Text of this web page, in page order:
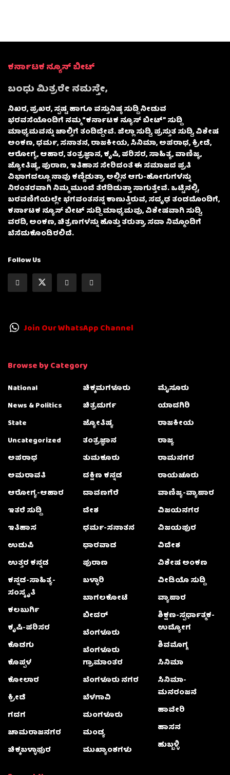
ಕರ್ನಾಟಕ ನ್ಯೂಸ್ ಬೀಟ್
ಬಂಧು ಮಿತ್ರರೇ ನಮಸ್ತೇ,
ನಿಖರ, ಪ್ರಖರ, ಸ್ಪಷ್ಟ ಹಾಗೂ ವಸ್ತುನಿಷ್ಠ ಸುದ್ದಿ ನೀಡುವ
ಭರವಸೆಯೊಂದಿಗೆ ನಮ್ಮ “ಕರ್ನಾಟಕ ನ್ಯೂಸ್ ಬೀಟ್” ಸುದ್ದಿ
ಮಾಧ್ಯಮವನ್ನು ಚಾಲ್ತಿಗೆ ತಂದಿದ್ದೇವೆ. ಜಿಲ್ಲಾ ಸುದ್ದಿ, ಪ್ರಸ್ತುತ ಸುದ್ದಿ, ವಿಶೇಷ
ಅಂಕಣ, ಧರ್ಮ, ಸನಾತನ, ರಾಜಕೀಯ, ಸಿನಿಮಾ, ಅಪರಾಧ, ಕ್ರೀಡೆ,
ಆರೋಗ್ಯ, ಆಹಾರ, ತಂತ್ರಜ್ಞಾನ, ಕೃಷಿ, ಪರಿಸರ, ಸಾಹಿತ್ಯ, ವಾಣಿಜ್ಯ,
ಜ್ಯೋತಿಷ್ಯ, ಪುರಾಣ, ಇತಿಹಾಸ ಸೇರಿದಂತೆ ಈ ಸಮಾಜದ ಪ್ರತಿ
ವಿಭಾಗದಲ್ಲೂ ನಾವು ಕಣ್ಣಿಡುತ್ತಾ, ಅಲ್ಲಿನ ಆಗು-ಹೋಗುಗಳನ್ನು
ನಿರಂತರವಾಗಿ ನಿಮ್ಮ ಮುಂದೆ ತೆರೆದಿಡುತ್ತಾ ಸಾಗುತ್ತೇವೆ. ಒಟ್ಟಿನಲ್ಲಿ,
ಬರವಣಿಗೆಯಲ್ಲೇ ಭಗವಂತನನ್ನ ಕಾಣುತ್ತಿರುವ, ಸದೃಢ ತಂಡದೊಂದಿಗೆ,
ಕರ್ನಾಟಕ ನ್ಯೂಸ್ ಬೀಟ್ ಸುದ್ದಿ ಮಾಧ್ಯಮವು, ವಿಶೇಷವಾಗಿ ಸುದ್ದಿ,
ವರದಿ, ಅಂಕಣ, ಚಿತ್ರಣಗಳನ್ನು ಹೊತ್ತು ತರುತ್ತಾ, ಸದಾ ನಿಮ್ಮೊಂದಿಗೆ
ಬೆಸೆದುಕೊಂಡಿರಲಿದೆ.
Follow Us
Join Our WhatsApp Channel
Browse by Category
National
News & Politics
State
Uncategorized
ಅಪರಾಧ
ಅಮರಾವತಿ
ಆರೋಗ್ಯ-ಆಹಾರ
ಇತರೆ ಸುದ್ದಿ
ಇತಿಹಾಸ
ಉಡುಪಿ
ಉತ್ತರ ಕನ್ನಡ
ಕನ್ನಡ-ಸಾಹಿತ್ಯ-
ಸಂಸ್ಕೃತಿ
ಕಲಬುರ್ಗಿ
ಕೃಷಿ-ಪರಿಸರ
ಕೊಡಗು
ಕೊಪ್ಪಳ
ಕೋಲಾರ
ಕ್ರೀಡೆ
ಗದಗ
ಚಾಮರಾಜನಗರ
ಚಿಕ್ಕಬಳ್ಳಾಫುರ
ಚಿಕ್ಕಮಗಳೂರು
ಚಿತ್ರದುರ್ಗ
ಜ್ಯೋತಿಷ್ಯ
ತಂತ್ರಜ್ಞಾನ
ತುಮಕೂರು
ದಕ್ಷಿಣ ಕನ್ನಡ
ದಾವಣಗೆರೆ
ದೇಶ
ಧರ್ಮ-ಸನಾತನ
ಧಾರವಾಡ
ಪುರಾಣ
ಬಳ್ಳಾರಿ
ಬಾಗಲಕೋಟೆ
ಬೀದರ್
ಬೆಂಗಳೂರು
ಬೆಂಗಳೂರು
ಗ್ರಾಮಾಂತರ
ಬೆಂಗಳೂರು ನಗರ
ಬೆಳಗಾವಿ
ಮಂಗಳೂರು
ಮಂಡ್ಯ
ಮುಖ್ಯಾಂಶಗಳು
ಮೈಸೂರು
ಯಾದಗಿರಿ
ರಾಜಕೀಯ
ರಾಜ್ಯ
ರಾಮನಗರ
ರಾಯಚೂರು
ವಾಣಿಜ್ಯ-ವ್ಯಾಪಾರ
ವಿಜಯನಗರ
ವಿಜಯಪುರ
ವಿದೇಶ
ವಿಶೇಷ ಅಂಕಣ
ವೀಡಿಯೊ ಸುದ್ದಿ
ವ್ಯಾಪಾರ
ಶಿಕ್ಷಣ-ಸ್ಪರ್ಧಾತ್ಮಕ-
ಉದ್ಯೋಗ
ಶಿವಮೊಗ್ಗ
ಸಿನಿಮಾ
ಸಿನಿಮಾ-
ಮನರಂಜನೆ
ಹಾವೇರಿ
ಹಾಸನ
ಹುಬ್ಬಳ್ಳಿ